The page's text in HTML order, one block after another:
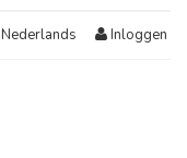
Nederlands Inloggen